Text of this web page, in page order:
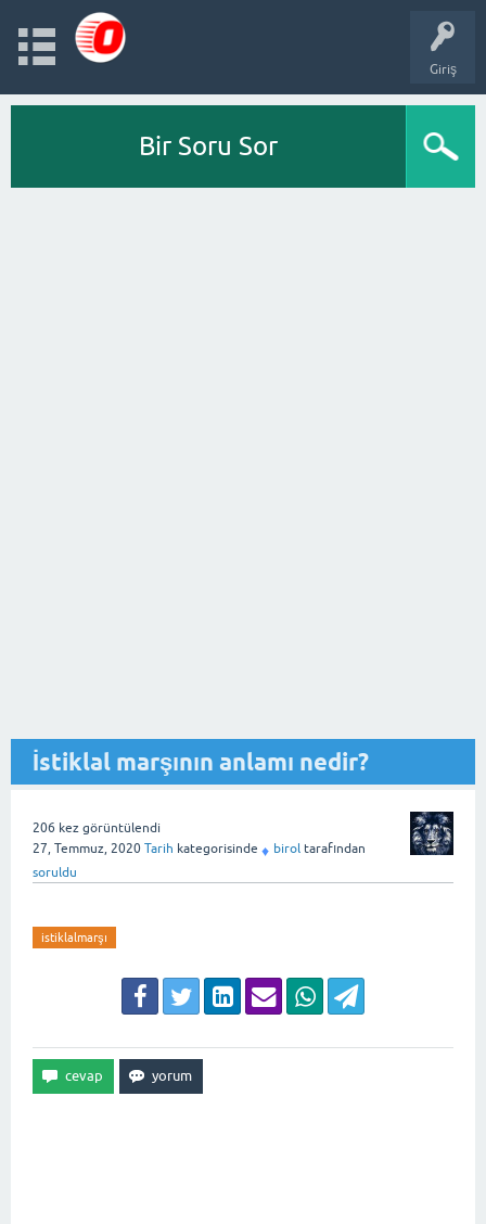
Giriş
Bir Soru Sor
İstiklal marşının anlamı nedir?
206 kez görüntülendi
27, Temmuz, 2020 Tarih kategorisinde ♦ birol tarafından
soruldu
istiklalmarşı